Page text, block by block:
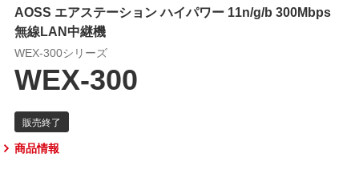
AOSS エアステーション ハイパワー 11n/g/b 300Mbps
無線LAN中継機
WEX-300シリーズ
WEX-300
商品情報